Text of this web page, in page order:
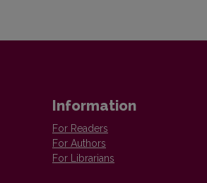
Information
For Readers
For Authors
For Librarians